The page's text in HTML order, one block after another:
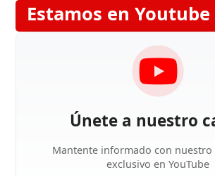
Estamos en Youtube
Únete a nuestro
Mantente informado con
exclusivo en YouTube